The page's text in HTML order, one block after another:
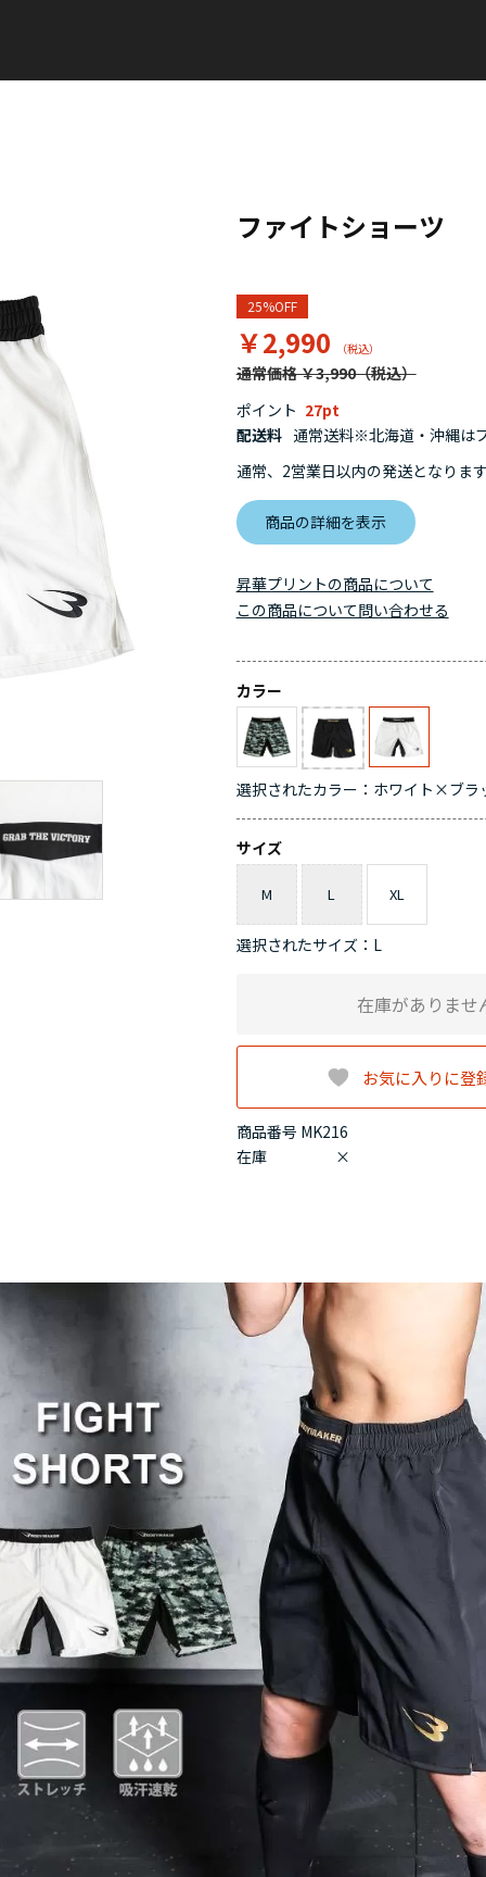
ファイトショーツ
25%OFF
￥2,990
通常価格 ￥3,990
商品番号 MK216
ポイント 27
在庫 ×
配送料 通常送料※北海道・沖縄は
通常、2営業日以内の発送となりま
商品の詳細を表示
昇華プリントの商品について
カラー
選択されたカラー：ホワイト×ブラ
サイズ
M L XL
選択されたサイズ：L
お気に入りに登
在庫がありませ
この商品について問い合わせる